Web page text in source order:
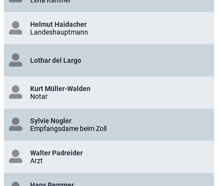
Helmut Haidacher
Landeshauptmann
Lothar del Largo
Kurt Müller-Walden
Notar
Sylvie Nogler
Empfangsdame beim Zoll
Walter Padreider
Arzt